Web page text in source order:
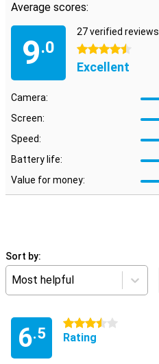
Average scores:
9.0
27 verified reviews
4.5 stars
Excellent
Camera:
Screen:
Speed:
Battery life:
Value for money:
Sort by:
Most helpful
6.5
3.5 stars
Rating